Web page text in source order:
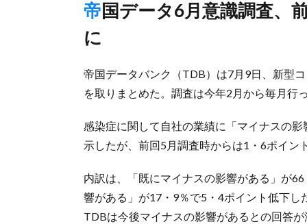
帝国データ6月意識調査、前月比12・6ポイント上昇し77・8％
に
帝国データバンク（TDB）は7月9日、新型
を取りまとめた。調査は今年2月から毎月行
感染症に関して自社の業績に「マイナスの
示したが、前回5月調査時からは1・6ポイン
内訳は、「既にマイナスの影響がある」が
響がある」が17・9％で5・4ポイント低下
TDBは今後マイナスの影響があるとの回答